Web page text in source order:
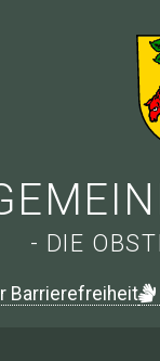
- DIE
Barrierefreiheit